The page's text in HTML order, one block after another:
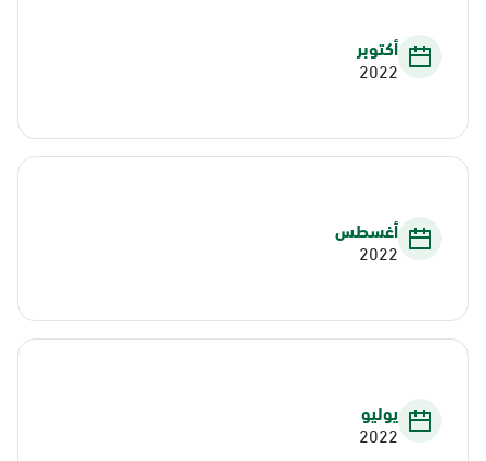
أكتوبر
2022
أغسطس
2022
يوليو
2022